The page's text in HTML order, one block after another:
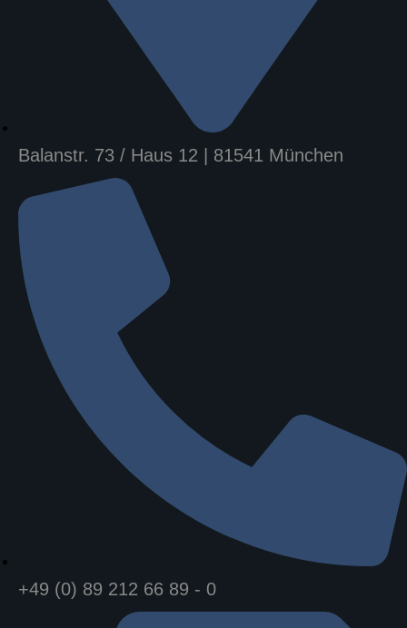
Balanstr. 73 / Haus 12 | 81541 München
+49 (0) 89 212 66 89 - 0